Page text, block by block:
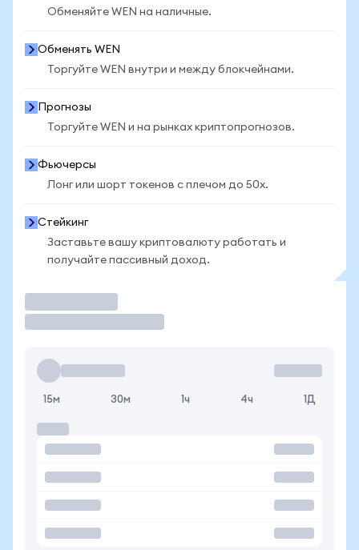
Обменяйте WEN на наличные.
Обменять WEN
Торгуйте WEN внутри и между блокчейнами.
Прогнозы
Торгуйте WEN и на рынках криптопрогнозов.
Фьючерсы
Лонг или шорт токенов с плечом до 50x.
Стейкинг
Заставьте вашу криптовалюту работать и
получайте пассивный доход.
15м 30м 1ч 4ч 1Д